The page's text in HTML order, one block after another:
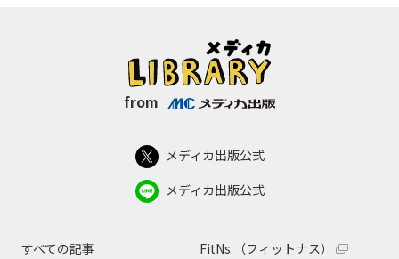
from
メディカ出版公式
メディカ出版公式
すべての記事
FitNs.（フィットナス）